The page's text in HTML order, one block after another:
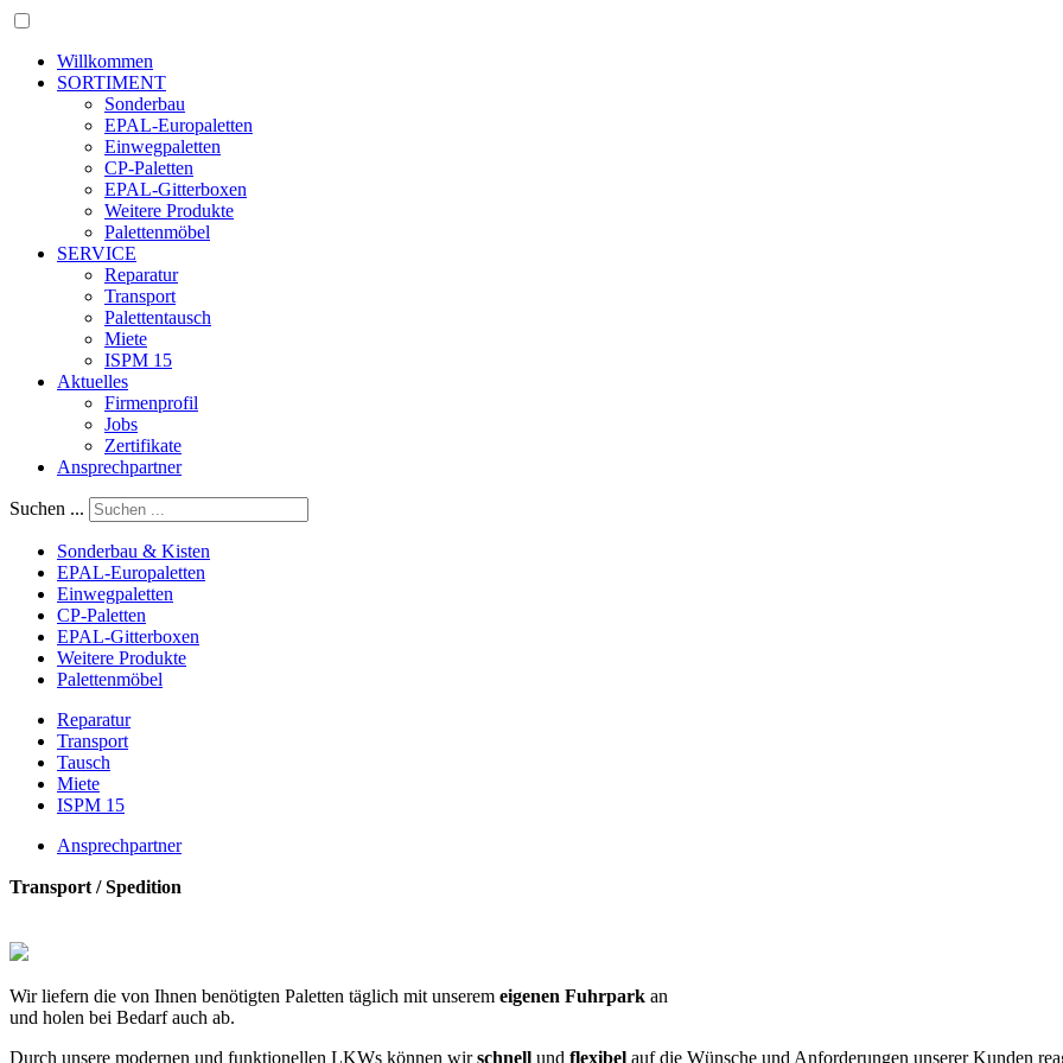
Willkommen
SORTIMENT
Sonderbau
EPAL-Europaletten
Einwegpaletten
CP-Paletten
EPAL-Gitterboxen
Weitere Produkte
Palettenmöbel
SERVICE
Reparatur
Transport
Palettentausch
Miete
ISPM 15
Aktuelles
Firmenprofil
Jobs
Zertifikate
Ansprechpartner
Suchen ...
Sonderbau & Kisten
EPAL-Europaletten
Einwegpaletten
CP-Paletten
EPAL-Gitterboxen
Weitere Produkte
Palettenmöbel
Reparatur
Transport
Tausch
Miete
ISPM 15
Ansprechpartner
Transport / Spedition
Wir liefern die von Ihnen benötigten Paletten täglich mit unserem eigenen Fuhrpark an
und holen bei Bedarf auch ab.
Durch unsere modernen und funktionellen LKWs können wirschnell und flexibel auf die Wünsche und Anforderungen unserer Kunden